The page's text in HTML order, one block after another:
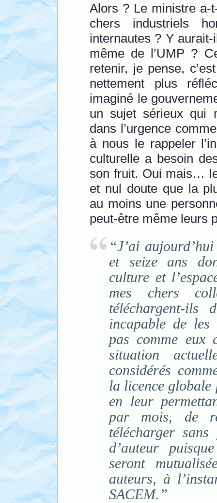
Alors ? Le ministre a-
chers industriels
internautes ? Y
même de l’UMP ?
retenir, je pense,
nettement plus
imaginé le
un sujet sérieux qui
dans l’urgence
à nous le rappeler
culturelle a besoin
son fruit. Oui mais…
et nul doute que la
au moins une
peut-être même leurs
“J’ai
et seize ans
culture et
mes chers
téléchargent-
incapable de
pas comme eux
situation
considérés
la licence globale
en leur
par mois, de
télécharger
d’auteur
seront
auteurs, à
SACEM.”